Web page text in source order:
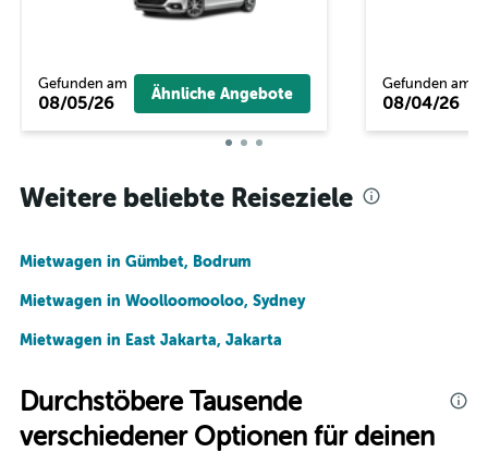
Gefunden am
08/05/26 Ähnliche Angebote
Gefunden am
08/04/26
Weitere beliebte Reiseziele
Mietwagen in Gümbet, Bodrum
Mietwagen in Woolloomooloo, Sydney
Mietwagen in East Jakarta, Jakarta
Durchstöbere Tausende
verschiedener Optionen für deinen